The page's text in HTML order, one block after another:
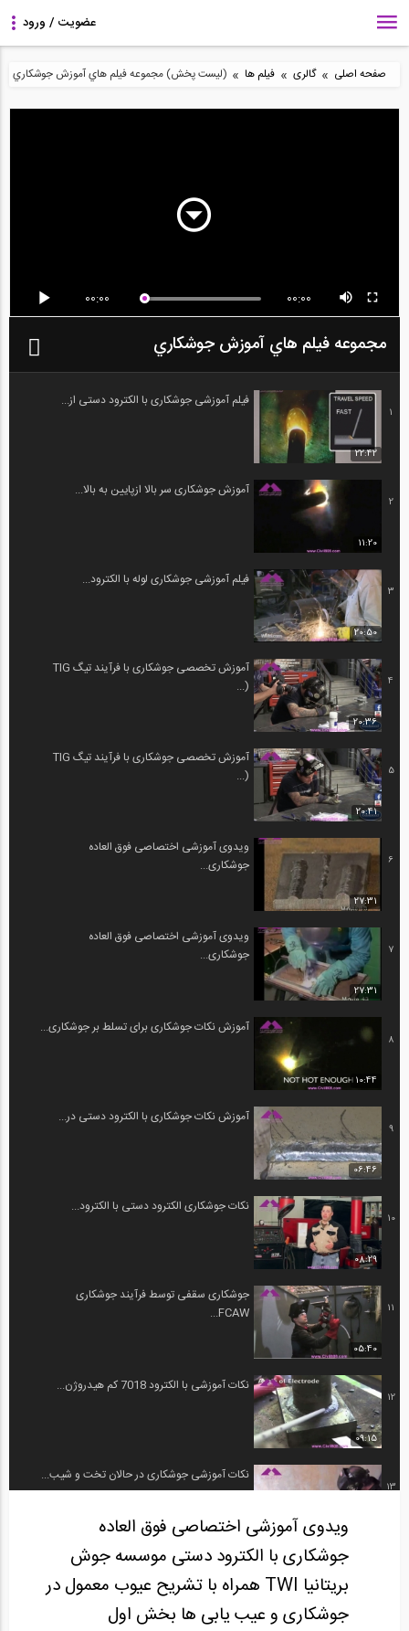
صفحه اصلی » گالری » فیلم ها » (لیست پخش) مجموعه فيلم هاي آموزش جوشكاري
00:00 00:00
مجموعه فيلم هاي آموزش جوشكاري
1
22:42
فیلم آموزشی جوشکاری با الکترود دستی از...
2
11:20
آموزش جوشکاری سر بالا ازپایین به بالا...
3
20:50
فیلم آموزشی جوشکاری لوله با الکترود...
4
20:36
آموزش تخصصی جوشکاری با فرآیند تیگ TIG
(...
5
20:41
آموزش تخصصی جوشکاری با فرآیند تیگ TIG
(...
6
27:31
ویدوی آموزشی اختصاصی فوق العاده
جوشکاری...
7
27:31
ویدوی آموزشی اختصاصی فوق العاده
جوشکاری...
8
10:44
آموزش نکات جوشکاری برای تسلط بر جوشکاری...
9
06:46
آموزش نکات جوشکاری با الکترود دستی در...
10
08:29
نکات جوشکاری الکترود دستی با الکترود...
11
05:40
جوشکاری سقفی توسط فرآیند جوشکاری
FCAW...
12
09:15
نکات آموزشی با الکترود 7018 کم هیدروژن...
13
نکات آموزشی جوشکاری در حالان تخت و شیب...
نکات جوشکاری با الکترود 7018 فرآیند...
ویدوی آموزشی اختصاصی فوق العاده
جوشکاری با الکترود دستی موسسه جوش
بریتانیا TWI همراه با تشریح عیوب معمول در
جوشکاری و عیب یابی ها بخش اول